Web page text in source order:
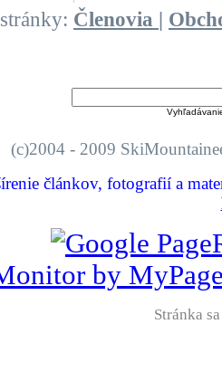
Členovia |
(c)2004 - 2009
článkov, fotografií a
Stránka